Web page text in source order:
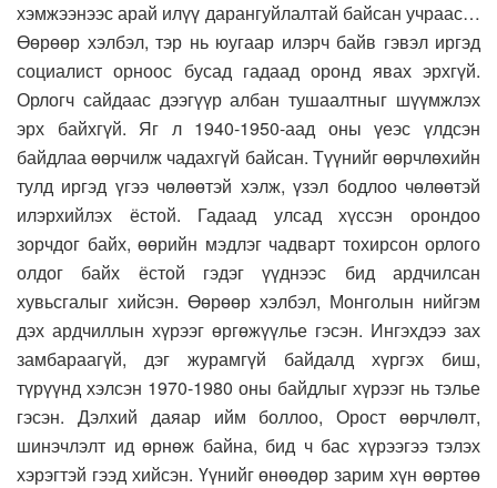
хэмжээнээс арай илүү дарангуйлалтай байсан учраас…
Өөрөөр хэлбэл, тэр нь юугаар илэрч байв гэвэл иргэд
социалист орноос бусад гадаад оронд явах эрхгүй.
Орлогч сайдаас дээгүүр албан тушаалтныг шүүмжлэх
эрх байхгүй. Яг л 1940-1950-аад оны үеэс үлдсэн
байдлаа өөрчилж чадахгүй байсан. Түүнийг өөрчлөхийн
тулд иргэд үгээ чөлөөтэй хэлж, үзэл бодлоо чөлөөтэй
илэрхийлэх ёстой. Гадаад улсад хүссэн орондоо
зорчдог байх, өөрийн мэдлэг чадварт тохирсон орлого
олдог байх ёстой гэдэг үүднээс бид ардчилсан
хувьсгалыг хийсэн. Өөрөөр хэлбэл, Монголын нийгэм
дэх ардчиллын хүрээг өргөжүүлье гэсэн. Ингэхдээ зах
замбараагүй, дэг журамгүй байдалд хүргэх биш,
түрүүнд хэлсэн 1970-1980 оны байдлыг хүрээг нь тэлье
гэсэн. Дэлхий даяар ийм боллоо, Орост өөрчлөлт,
шинэчлэлт ид өрнөж байна, бид ч бас хүрээгээ тэлэх
хэрэгтэй гээд хийсэн. Үүнийг өнөөдөр зарим хүн өөртөө